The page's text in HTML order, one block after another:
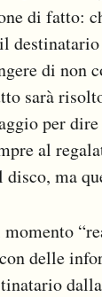
di fatto:
di non
sarà
per
al
disco, ma
delle